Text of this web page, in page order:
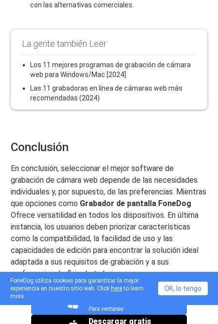
con las alternativas comerciales.
La gente también Leer
Los 11 mejores programas de grabación de cámara
web para Windows/Mac [2024]
Las 11 grabadoras en línea de cámaras web más
recomendadas (2024)
Conclusión
En conclusión, seleccionar el mejor software de
grabación de cámara web depende de las necesidades
individuales y, por supuesto, de las preferencias. Mientras
que opciones como Grabador de pantalla FoneDog
Ofrece versatilidad en todos los dispositivos. En última
instancia, los usuarios deben priorizar características
como la compatibilidad, la facilidad de uso y las
capacidades de edición para encontrar la solución ideal
adaptada a sus requisitos de grabación y a sus
preferencias de flujo de trabajo.
Para ventanas
Descargar gratis
FoneDog utiliza cookies para garantizar la mejor
experiencia en nuestro sitio web. Click hereto learn
more.
OK, lo tengo